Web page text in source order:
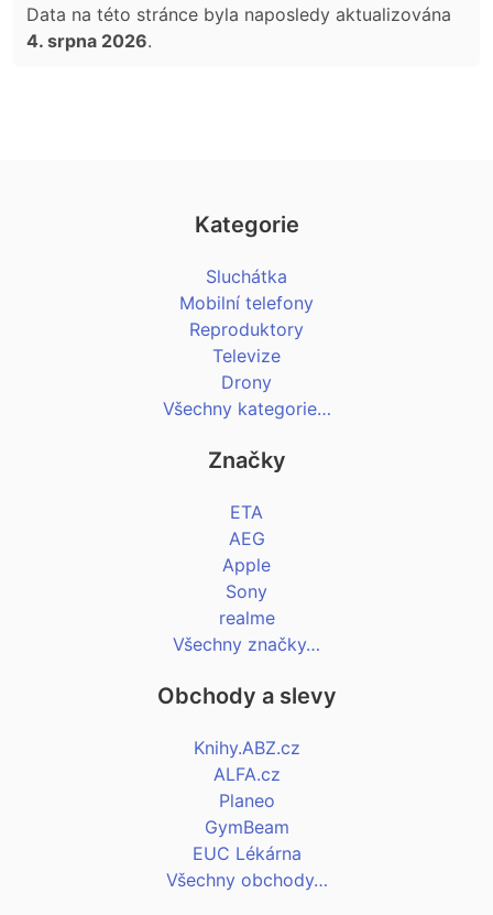
Data na této stránce byla naposledy aktualizována
4. srpna 2026.
Kategorie
Sluchátka
Mobilní telefony
Reproduktory
Televize
Drony
Všechny kategorie…
Značky
ETA
AEG
Apple
Sony
realme
Všechny značky…
Obchody a slevy
Knihy.ABZ.cz
ALFA.cz
Planeo
GymBeam
EUC Lékárna
Všechny obchody…